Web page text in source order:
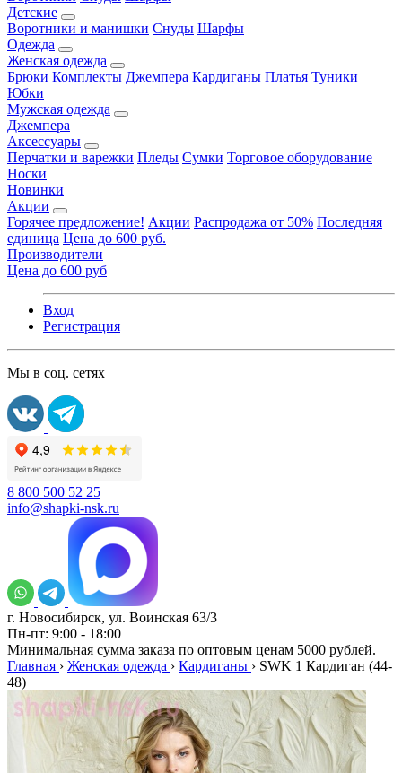
Детские
Воротники и манишки Снуды Шарфы
Одежда
Женская одежда
Брюки Комплекты Джемпера Кардиганы Платья Туники
Юбки
Мужская одежда
Джемпера
Аксессуары
Перчатки и варежки Пледы Сумки Торговое оборудование
Носки
Новинки
Акции
Горячее предложение! Акции Распродажа от 50% Последняя
единица Цена до 600 руб.
Производители
Цена до 600 руб
Вход
Регистрация
Мы в соц. сетях
8 800 500 52 25
info@shapki-nsk.ru
г. Новосибирск, ул. Воинская 63/3
Пн-пт: 9:00 - 18:00
Минимальная сумма заказа по оптовым ценам 5000 рублей.
Главная › Женская одежда › Кардиганы › SWK 1 Кардиган (44-
48)